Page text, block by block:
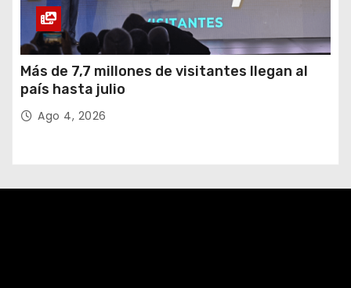
Más de 7,7 millones de visitantes llegan al
país hasta julio
Ago 4, 2026